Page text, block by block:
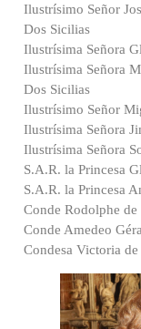
Ilustrísimo Señor
Dos Sicilias
Ilustrísima Señora
Ilustrísima Señora
Dos Sicilias
Ilustrísimo Señor
Ilustrísima Señora
Ilustrísima Señora
S.A.R. la Princesa
S.A.R. la Princesa
Conde Rodolphe de
Conde Amedeo
Condesa Victoria